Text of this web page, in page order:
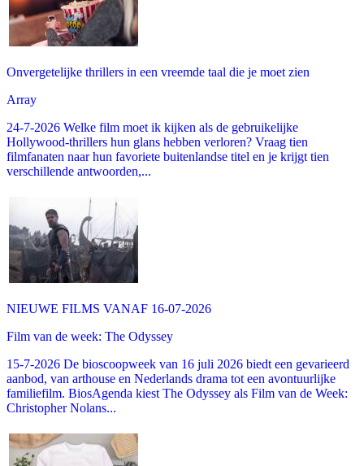
Onvergetelijke thrillers in een vreemde taal die je moet zien
Array
24-7-2026 Welke film moet ik kijken als de gebruikelijke
Hollywood-thrillers hun glans hebben verloren? Vraag tien
filmfanaten naar hun favoriete buitenlandse titel en je krijgt tien
verschillende antwoorden,...
NIEUWE FILMS VANAF 16-07-2026
Film van de week: The Odyssey
15-7-2026 De bioscoopweek van 16 juli 2026 biedt een gevarieerd
aanbod, van arthouse en Nederlands drama tot een avontuurlijke
familiefilm. BiosAgenda kiest The Odyssey als Film van de Week:
Christopher Nolans...